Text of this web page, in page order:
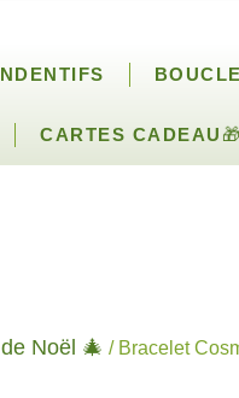
CARTES CADEAU 🎁
Noël 🎄 / Bracelet